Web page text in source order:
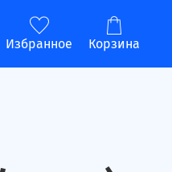
Избранное Корзина